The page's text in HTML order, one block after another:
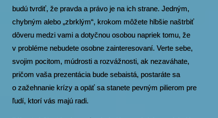
budú tvrdiť, že pravda a právo je na ich strane. Jedným,
chybným alebo „zbrklým“, krokom môžete hlbšie naštrbiť
dôveru medzi vami a dotyčnou osobou napriek tomu, že
v probléme nebudete osobne zainteresovaní. Verte sebe,
svojim pocitom, múdrosti a rozvážnosti, ak nezaváhate,
pričom vaša prezentácia bude sebaistá, postaráte sa
o zažehnanie krízy a opäť sa stanete pevným pilierom pre
ľudí, ktorí vás majú radi.